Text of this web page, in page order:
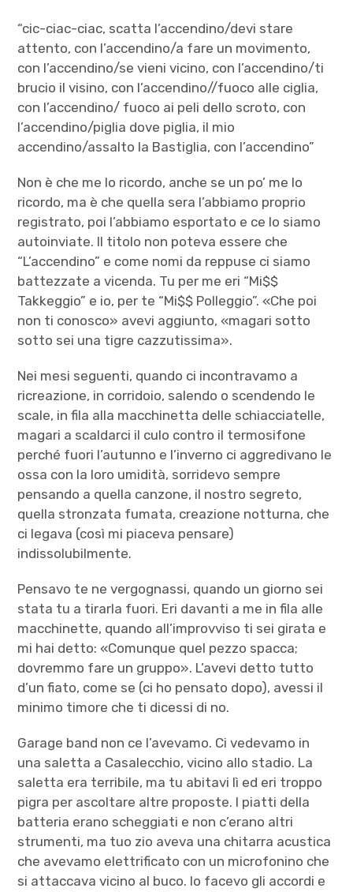
“cic-ciac-ciac, scatta l’accendino/devi stare
attento, con l’accendino/a fare un movimento,
con l’accendino/se vieni vicino, con l’accendino/ti
brucio il visino, con l’accendino//fuoco alle ciglia,
con l’accendino/ fuoco ai peli dello scroto, con
l’accendino/piglia dove piglia, il mio
accendino/assalto la Bastiglia, con l’accendino”
Non è che me lo ricordo, anche se un po’ me lo
ricordo, ma è che quella sera l’abbiamo proprio
registrato, poi l’abbiamo esportato e ce lo siamo
autoinviate. Il titolo non poteva essere che
“L’accendino” e come nomi da reppuse ci siamo
battezzate a vicenda. Tu per me eri “Mi$$
Takkeggio” e io, per te “Mi$$ Polleggio”. «Che poi
non ti conosco» avevi aggiunto, «magari sotto
sotto sei una tigre cazzutissima».
Nei mesi seguenti, quando ci incontravamo a
ricreazione, in corridoio, salendo o scendendo le
scale, in fila alla macchinetta delle schiacciatelle,
magari a scaldarci il culo contro il termosifone
perché fuori l’autunno e l’inverno ci aggredivano le
ossa con la loro umidità, sorridevo sempre
pensando a quella canzone, il nostro segreto,
quella stronzata fumata, creazione notturna, che
ci legava (così mi piaceva pensare)
indissolubilmente.
Pensavo te ne vergognassi, quando un giorno sei
stata tu a tirarla fuori. Eri davanti a me in fila alle
macchinette, quando all’improvviso ti sei girata e
mi hai detto: «Comunque quel pezzo spacca;
dovremmo fare un gruppo». L’avevi detto tutto
d’un fiato, come se (ci ho pensato dopo), avessi il
minimo timore che ti dicessi di no.
Garage band non ce l’avevamo. Ci vedevamo in
una saletta a Casalecchio, vicino allo stadio. La
saletta era terribile, ma tu abitavi lì ed eri troppo
pigra per ascoltare altre proposte. I piatti della
batteria erano scheggiati e non c’erano altri
strumenti, ma tuo zio aveva una chitarra acustica
che avevamo elettrificato con un microfonino che
si attaccava vicino al buco. Io facevo gli accordi e